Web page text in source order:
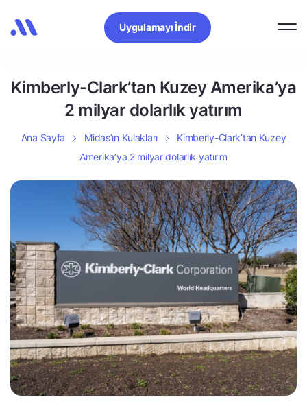
Uygulamayı İndir
Kimberly-Clark’tan Kuzey Amerika’ya
2 milyar dolarlık yatırım
Ana Sayfa Midas’ın Kulakları
Kimberly-Clark’tan Kuzey
Amerika’ya 2 milyar dolarlık yatırım